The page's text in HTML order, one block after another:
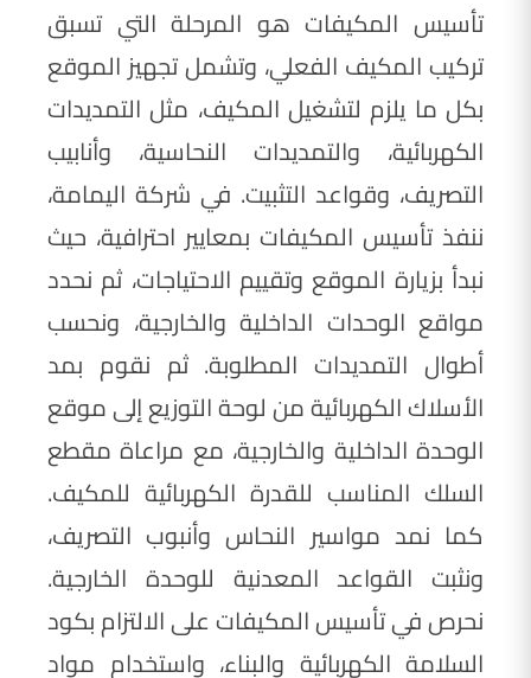
تأسيس المكيفات هو المرحلة التي تسبق
تركيب المكيف الفعلي، وتشمل تجهيز الموقع
بكل ما يلزم لتشغيل المكيف، مثل التمديدات
الكهربائية، والتمديدات النحاسية، وأنابيب
التصريف، وقواعد التثبيت. في شركة اليمامة،
ننفذ تأسيس المكيفات بمعايير احترافية، حيث
نبدأ بزيارة الموقع وتقييم الاحتياجات، ثم نحدد
مواقع الوحدات الداخلية والخارجية، ونحسب
أطوال التمديدات المطلوبة. ثم نقوم بمد
الأسلاك الكهربائية من لوحة التوزيع إلى موقع
الوحدة الداخلية والخارجية، مع مراعاة مقطع
السلك المناسب للقدرة الكهربائية للمكيف.
كما نمد مواسير النحاس وأنبوب التصريف،
ونثبت القواعد المعدنية للوحدة الخارجية.
نحرص في تأسيس المكيفات على الالتزام بكود
السلامة الكهربائية والبناء، واستخدام مواد